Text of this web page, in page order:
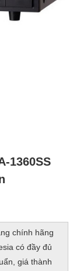
1360SS
chính hãng
có đầy đủ
giá thành